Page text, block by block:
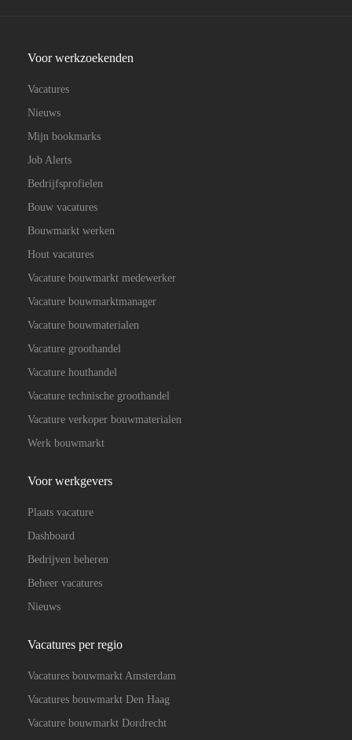
Voor werkzoekenden
Vacatures
Nieuws
Mijn bookmarks
Job Alerts
Bedrijfsprofielen
Bouw vacatures
Bouwmarkt werken
Hout vacatures
Vacature bouwmarkt medewerker
Vacature bouwmarktmanager
Vacature bouwmaterialen
Vacature groothandel
Vacature houthandel
Vacature technische groothandel
Vacature verkoper bouwmaterialen
Werk bouwmarkt
Voor werkgevers
Plaats vacature
Dashboard
Bedrijven beheren
Beheer vacatures
Nieuws
Vacatures per regio
Vacatures bouwmarkt Amsterdam
Vacatures bouwmarkt Den Haag
Vacature bouwmarkt Dordrecht